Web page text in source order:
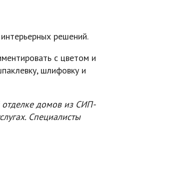
решений.
с цветом и
шлифовку и
отделке домов из СИП-
Специалисты